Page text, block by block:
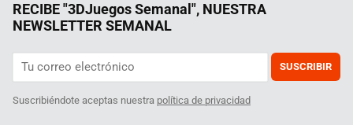
RECIBE "3DJuegos Semanal", NUESTRA
NEWSLETTER SEMANAL
SUSCRIBIR
Suscribiéndote aceptas nuestra política de privacidad